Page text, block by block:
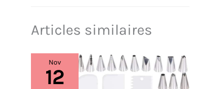
Articles similaires
Nov
12